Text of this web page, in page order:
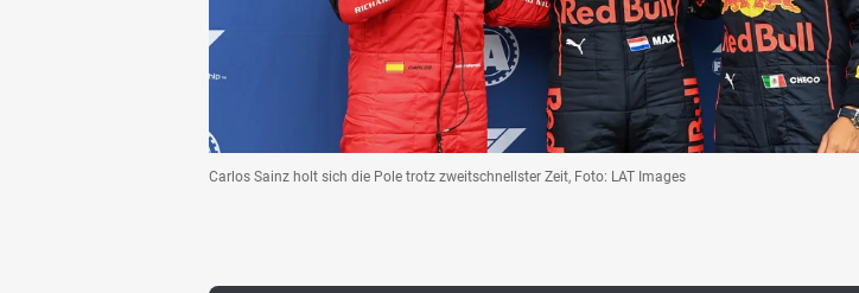
Carlos Sainz holt sich die Pole trotz zweitschnellster Zeit, Foto: LAT Images